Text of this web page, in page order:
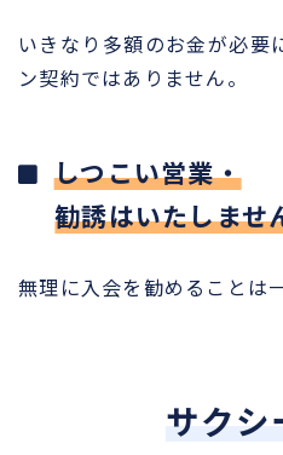
いきなり多額のお金が必要
ン契約ではありません。
しつこい営業・
勧誘はいたしませ
無理に入会を勧めることは
サクシ